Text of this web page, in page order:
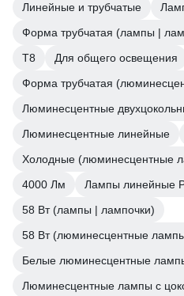
Линейные и трубчатые
Форма трубчатая (лампы |
Т8
Для общего освещения
Форма трубчатая
Люминесцентные
Люминесцентные линейные
Холодные (люминесцентные
4000 Лм
Лампы линейные
58 Вт (лампы | лампочки)
58 Вт (люминесцентные
Белые люминесцентные
Люминесцентные лампы с